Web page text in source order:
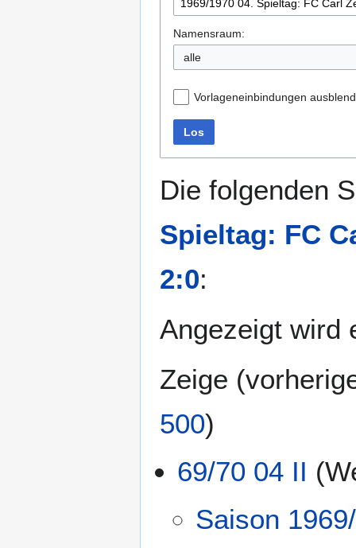
Namensraum:
Vorlageneinbindungen
Los
Die folgenden
Spieltag: FC
2:0:
Angezeigt wird
Zeige (
500)
69/70 04 II
Saison